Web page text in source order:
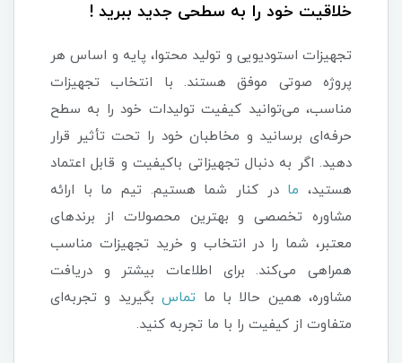
خلاقیت خود را به سطحی جدید ببرید !
تجهیزات استودیویی و تولید محتوا، پایه و اساس هر
پروژه صوتی موفق هستند. با انتخاب تجهیزات
مناسب، می‌توانید کیفیت تولیدات خود را به سطح
حرفه‌ای برسانید و مخاطبان خود را تحت تأثیر قرار
دهید. اگر به دنبال تجهیزاتی باکیفیت و قابل اعتماد
هستید، ما در کنار شما هستیم. تیم ما با ارائه
مشاوره تخصصی و بهترین محصولات از برندهای
معتبر، شما را در انتخاب و خرید تجهیزات مناسب
همراهی می‌کند. برای اطلاعات بیشتر و دریافت
مشاوره، همین حالا با ما تماسبگیرید و تجربه‌ای
متفاوت از کیفیت را با ما تجربه کنید.